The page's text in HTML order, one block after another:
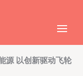
源 以创新驱动飞轮